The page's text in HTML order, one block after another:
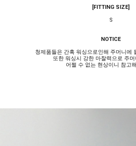
[FITTING SIZE]
S
NOTICE
청제품들은 간혹 워싱으로인해 주머니에
또한 워싱시 강한 마찰력으로 주
어쩔 수 없는 현상이니 참고